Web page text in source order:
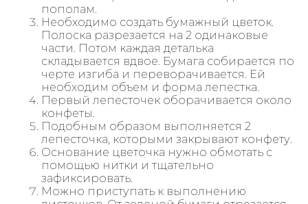
пополам.
Необходимо создать бумажный цветок.
Полоска разрезается на 2 одинаковые
части. Потом каждая деталька
складывается вдвое. Бумага собирается по
черте изгиба и переворачивается. Ей
необходим объем и форма лепестка.
Первый лепесточек оборачивается около
конфеты.
Подобным образом выполняется 2
лепесточка, которыми закрывают конфету.
Основание цветочка нужно обмотать с
помощью нитки и тщательно
зафиксировать.
Можно приступать к выполнению